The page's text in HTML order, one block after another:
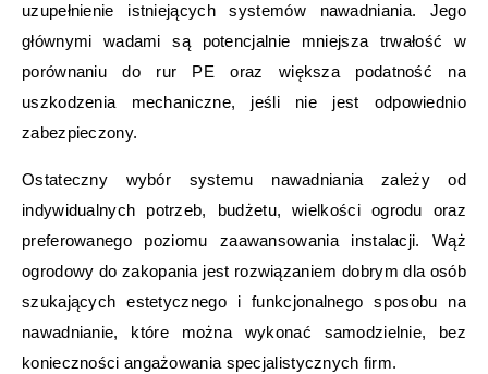
uzupełnienie istniejących systemów nawadniania. Jego
głównymi wadami są potencjalnie mniejsza trwałość w
porównaniu do rur PE oraz większa podatność na
uszkodzenia mechaniczne, jeśli nie jest odpowiednio
zabezpieczony.
Ostateczny wybór systemu nawadniania zależy od
indywidualnych potrzeb, budżetu, wielkości ogrodu oraz
preferowanego poziomu zaawansowania instalacji. Wąż
ogrodowy do zakopania jest rozwiązaniem dobrym dla osób
szukających estetycznego i funkcjonalnego sposobu na
nawadnianie, które można wykonać samodzielnie, bez
konieczności angażowania specjalistycznych firm.